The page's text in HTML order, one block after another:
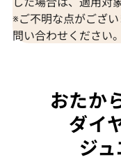
※ご不明な点がござ
問い合わせください。
おたか
ダイ
ジ